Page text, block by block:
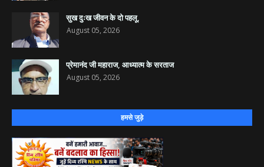
सुख दुःख जीवन के दो पहलू,
August 05, 2026
प्रेमानंद जी महाराज, आध्यात्म के सरताज
August 05, 2026
हमसे जुड़े